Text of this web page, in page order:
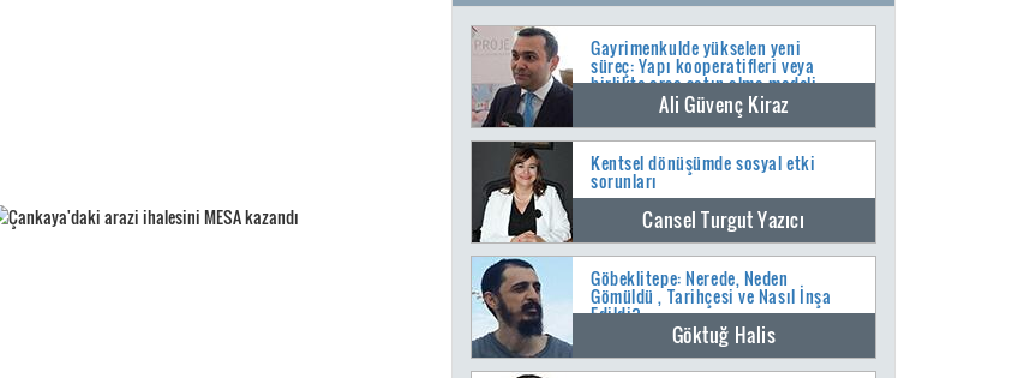
Gayrimenkulde yükselen yeni
süreç: Yapı kooperatifleri veya
birlikte arsa satın alma modeli
Ali Güvenç Kiraz
Kentsel dönüşümde sosyal etki
sorunları
Cansel Turgut Yazıcı
Göbeklitepe: Nerede, Neden
Gömüldü , Tarihçesi ve Nasıl İnşa
Edildi?
Göktuğ Halis